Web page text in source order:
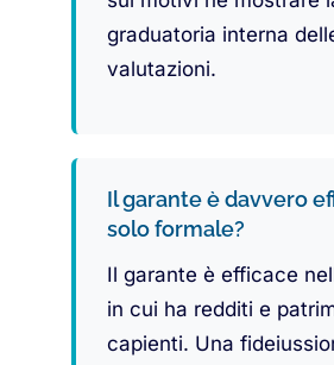
graduatoria interna
valutazioni.
Il garante è davvero
solo formale?
Il garante è efficace
in cui ha redditi e
capienti. Una